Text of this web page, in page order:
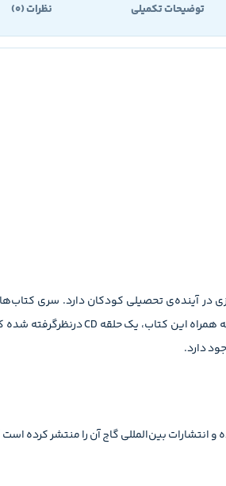
توضیحات تکمیلی نظرات (0)
تحصیلی کودکان دارد. سری
همراه این کتاب، یک حلقه CDدرنظرگرفته شده
دارد.
دبستان توسط نادره معدنی در 96 صفحه گردآوری‌ شده و انتشارات